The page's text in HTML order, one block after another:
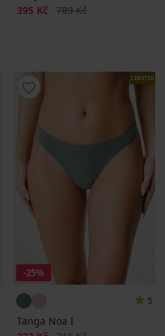
Sleva
395 Kč Původní cena
789 Kč
LIMITED
-25%
5
Tanga Noa I